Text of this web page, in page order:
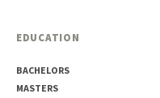
EDUCATION
BACHELORS
MASTERS